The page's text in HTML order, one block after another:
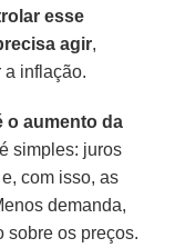
esse
agir,
inflação.
o aumento da
simples: juros
com isso, as
demanda,
sobre os preços.